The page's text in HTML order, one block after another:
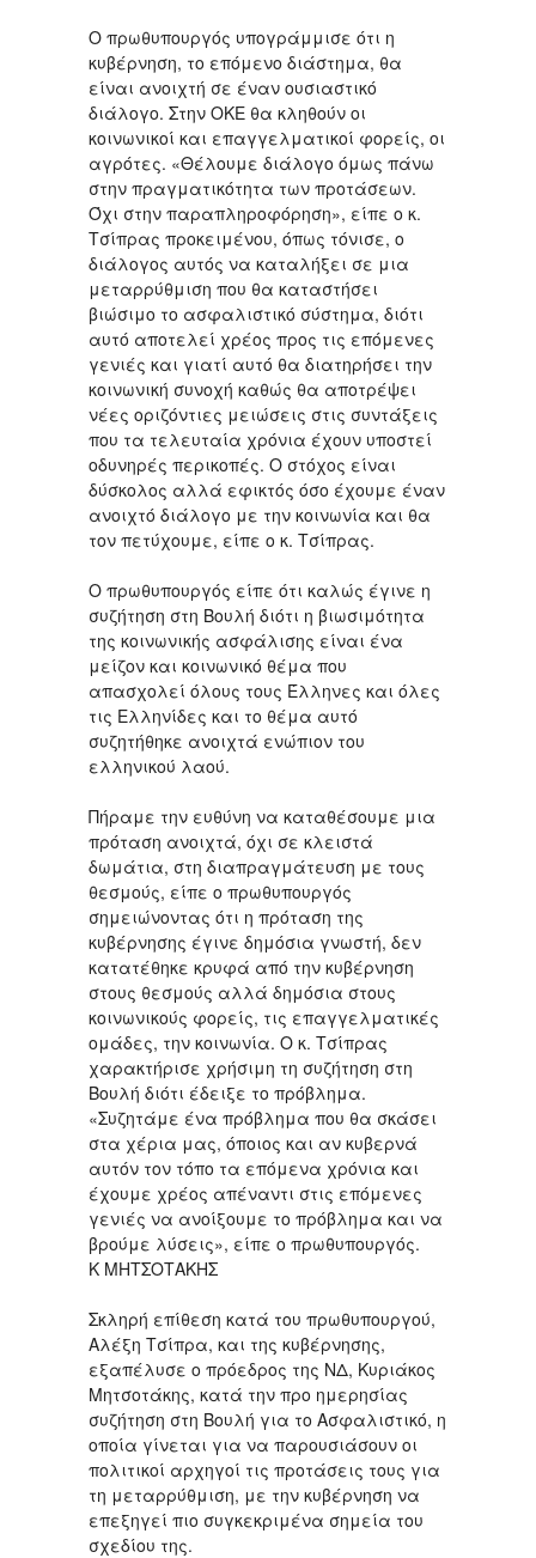
Ο πρωθυπουργός υπογράμμισε ότι η
κυβέρνηση, το επόμενο διάστημα, θα
είναι ανοιχτή σε έναν ουσιαστικό
διάλογο. Στην ΟΚΕ θα κληθούν οι
κοινωνικοί και επαγγελματικοί φορείς, οι
αγρότες. «Θέλουμε διάλογο όμως πάνω
στην πραγματικότητα των προτάσεων.
Όχι στην παραπληροφόρηση», είπε ο κ.
Τσίπρας προκειμένου, όπως τόνισε, ο
διάλογος αυτός να καταλήξει σε μια
μεταρρύθμιση που θα καταστήσει
βιώσιμο το ασφαλιστικό σύστημα, διότι
αυτό αποτελεί χρέος προς τις επόμενες
γενιές και γιατί αυτό θα διατηρήσει την
κοινωνική συνοχή καθώς θα αποτρέψει
νέες οριζόντιες μειώσεις στις συντάξεις
που τα τελευταία χρόνια έχουν υποστεί
οδυνηρές περικοπές. Ο στόχος είναι
δύσκολος αλλά εφικτός όσο έχουμε έναν
ανοιχτό διάλογο με την κοινωνία και θα
τον πετύχουμε, είπε ο κ. Τσίπρας.
Ο πρωθυπουργός είπε ότι καλώς έγινε η
συζήτηση στη Βουλή διότι η βιωσιμότητα
της κοινωνικής ασφάλισης είναι ένα
μείζον και κοινωνικό θέμα που
απασχολεί όλους τους Έλληνες και όλες
τις Ελληνίδες και το θέμα αυτό
συζητήθηκε ανοιχτά ενώπιον του
ελληνικού λαού.
Πήραμε την ευθύνη να καταθέσουμε μια
πρόταση ανοιχτά, όχι σε κλειστά
δωμάτια, στη διαπραγμάτευση με τους
θεσμούς, είπε ο πρωθυπουργός
σημειώνοντας ότι η πρόταση της
κυβέρνησης έγινε δημόσια γνωστή, δεν
κατατέθηκε κρυφά από την κυβέρνηση
στους θεσμούς αλλά δημόσια στους
κοινωνικούς φορείς, τις επαγγελματικές
ομάδες, την κοινωνία. Ο κ. Τσίπρας
χαρακτήρισε χρήσιμη τη συζήτηση στη
Βουλή διότι έδειξε το πρόβλημα.
«Συζητάμε ένα πρόβλημα που θα σκάσει
στα χέρια μας, όποιος και αν κυβερνά
αυτόν τον τόπο τα επόμενα χρόνια και
έχουμε χρέος απέναντι στις επόμενες
γενιές να ανοίξουμε το πρόβλημα και να
βρούμε λύσεις», είπε ο πρωθυπουργός.
Κ ΜΗΤΣΟΤΑΚΗΣ
Σκληρή επίθεση κατά του πρωθυπουργού,
Αλέξη Τσίπρα, και της κυβέρνησης,
εξαπέλυσε ο πρόεδρος της ΝΔ, Κυριάκος
Μητσοτάκης, κατά την προ ημερησίας
συζήτηση στη Βουλή για το Ασφαλιστικό, η
οποία γίνεται για να παρουσιάσουν οι
πολιτικοί αρχηγοί τις προτάσεις τους για
τη μεταρρύθμιση, με την κυβέρνηση να
επεξηγεί πιο συγκεκριμένα σημεία του
σχεδίου της.